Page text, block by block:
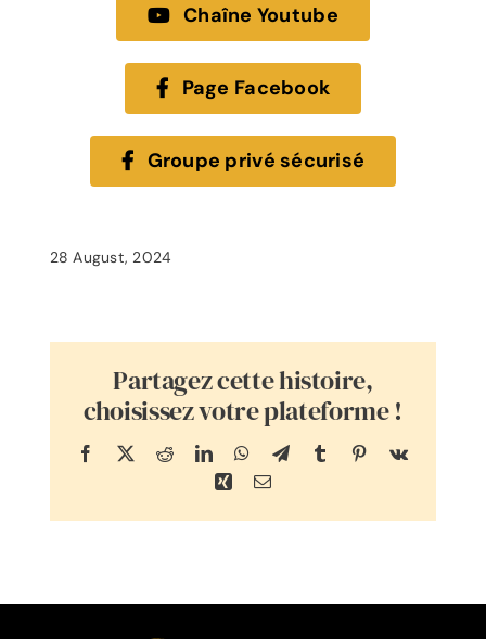
Chaîne Youtube
Page Facebook
Groupe privé sécurisé
28 August, 2024
Partagez cette histoire,
choisissez votre plateforme !
Facebook
X RedditLinkedInWhatsApp
TelegramTumblr Pinterest
Vk
XingEmail